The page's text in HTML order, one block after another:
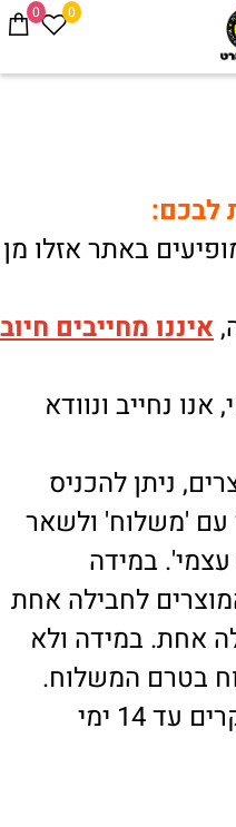
0 0
לבכם:
באתר אזלו מן
איננו מחייבים חיוב
נחייב ונוודא
ניתן להכניס
עם 'משלוח' ולשאר
עצמי'. במידה
לחבילה אחת
אחת. במידה ולא
בטרם המשלוח.
טיפול בהזמנות ברוב המקרים עד 14 ימי